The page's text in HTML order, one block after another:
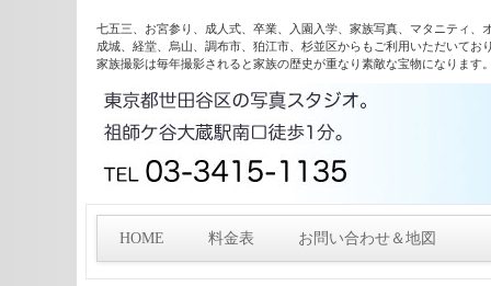
七五三、お宮参り、成人式、卒業、入園入学、家族写真、マタニティ
成城、経堂、烏山、調布市、狛江市、杉並区からもご利用いただいてお
家族撮影は毎年撮影されると家族の歴史が重なり素敵な宝物になります
HOME 料金表 お問い合わせ＆地図